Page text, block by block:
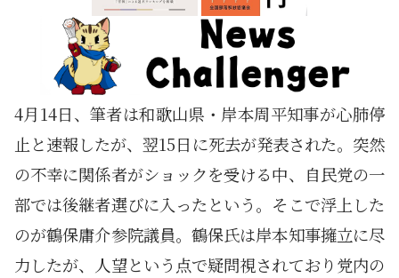
4月14日、筆者は和歌山県・岸本周平知事が心肺停
止と速報したが、翌15日に死去が発表された。突然
の不幸に関係者がショックを受ける中、自民党の一
部では後継者選びに入ったという。そこで浮上した
のが鶴保庸介参院議員。鶴保氏は岸本知事擁立に尽
力したが、人望という点で疑問視されており党内の